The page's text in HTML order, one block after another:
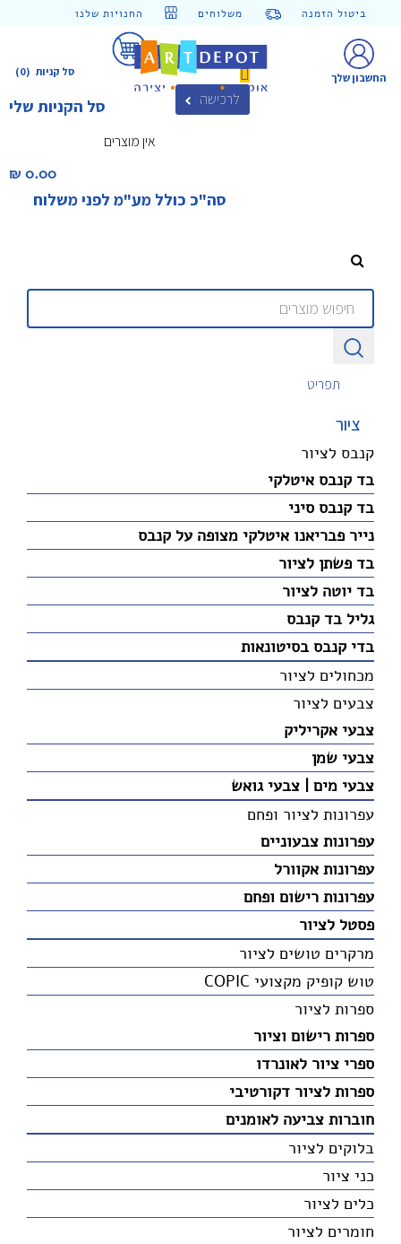
ביטול הזמנה משלוחים החנויות שלנו
(0) סל קניות
סל הקניות שלי לרכישה
אין מוצרים
0.00 ₪‎
סה"כ כולל מע"מ לפני משלוח
החשבון שלך
תפריט
ציור
קנבס לציור
בד קנבס איטלקי
בד קנבס סיני
נייר פבריאנו איטלקי מצופה על קנבס
בד פשתן לציור
בד יוטה לציור
גליל בד קנבס
בדי קנבס בסיטונאות
מכחולים לציור
צבעים לציור
צבעי אקריליק
צבעי שמן
צבעי מים | צבעי גואש
עפרונות לציור ופחם
עפרונות צבעוניים
עפרונות אקוורל
עפרונות רישום ופחם
פסטל לציור
מרקרים טושים לציור
טוש קופיק מקצועי COPIC
ספרות לציור
ספרות רישום וציור
ספרי ציור לאונרדו
ספרות לציור דקורטיבי
חוברות צביעה לאומנים
בלוקים לציור
כני ציור
כלים לציור
חומרים לציור